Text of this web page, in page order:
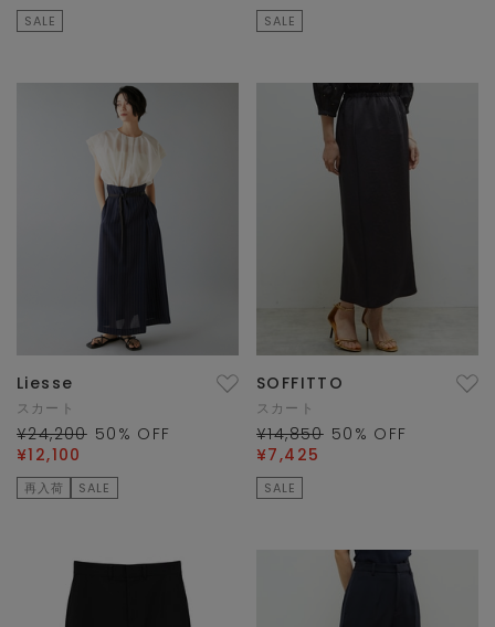
SALE SALE
Liesse
スカート
¥24,200 50 % OFF
¥12,100
再入荷 SALE
SOFFITTO
スカート
¥14,850 50 % OFF
¥7,425
SALE